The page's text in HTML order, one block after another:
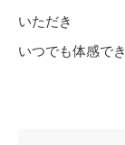
いただき
いつでも体感で